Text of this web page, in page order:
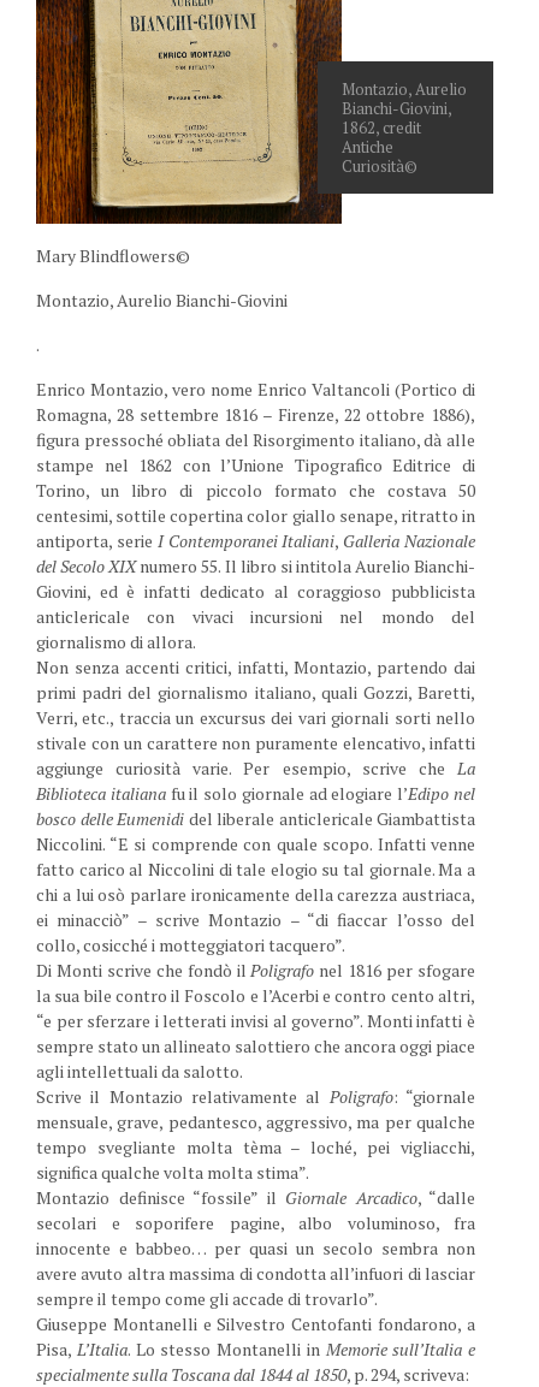
Montazio, Aurelio
Bianchi-Giovini,
1862, credit
Antiche
Curiosità©
Mary Blindflowers©
Montazio, Aurelio Bianchi-Giovini
.
Enrico Montazio, vero nome Enrico Valtancoli (Portico di
Romagna, 28 settembre 1816 – Firenze, 22 ottobre 1886),
figura pressoché obliata del Risorgimento italiano, dà alle
stampe nel 1862 con l’Unione Tipografico Editrice di
Torino, un libro di piccolo formato che costava 50
centesimi, sottile copertina color giallo senape, ritratto in
antiporta, serie I Contemporanei Italiani, Galleria Nazionale
del Secolo XIXnumero 55. Il libro si intitola Aurelio Bianchi-
Giovini, ed è infatti dedicato al coraggioso pubblicista
anticlericale con vivaci incursioni nel mondo del
giornalismo di allora.
Non senza accenti critici, infatti, Montazio, partendo dai
primi padri del giornalismo italiano, quali Gozzi, Baretti,
Verri, etc., traccia un excursus dei vari giornali sorti nello
stivale con un carattere non puramente elencativo, infatti
aggiunge curiosità varie. Per esempio, scrive che La
Biblioteca italianafu il solo giornale ad elogiare l’Edipo nel
bosco delle Eumenidi del liberale anticlericale Giambattista
Niccolini. “E si comprende con quale scopo. Infatti venne
fatto carico al Niccolini di tale elogio su tal giornale. Ma a
chi a lui osò parlare ironicamente della carezza austriaca,
ei minacciò” – scrive Montazio – “di fiaccar l’osso del
collo, cosicché i motteggiatori tacquero”.
Di Monti scrive che fondò il Poligrafo nel 1816 per sfogare
la sua bile contro il Foscolo e l’Acerbi e contro cento altri,
“e per sferzare i letterati invisi al governo”. Monti infatti è
sempre stato un allineato salottiero che ancora oggi piace
agli intellettuali da salotto.
Scrive il Montazio relativamente al Poligrafo: “giornale
mensuale, grave, pedantesco, aggressivo, ma per qualche
tempo svegliante molta tèma – loché, pei vigliacchi,
significa qualche volta molta stima”.
Montazio definisce “fossile” il Giornale Arcadico, “dalle
secolari e soporifere pagine, albo voluminoso, fra
innocente e babbeo… per quasi un secolo sembra non
avere avuto altra massima di condotta all’infuori di lasciar
sempre il tempo come gli accade di trovarlo”.
Giuseppe Montanelli e Silvestro Centofanti fondarono, a
Pisa, L’Italia. Lo stesso Montanelli in Memorie sull’Italia e
specialmente sulla Toscana dal 1844 al 1850, p. 294, scriveva: